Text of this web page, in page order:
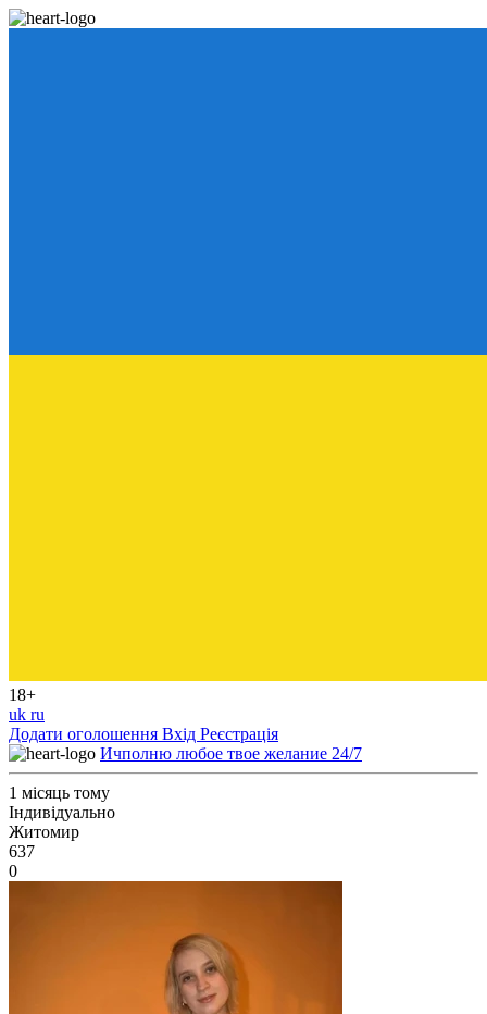
18+
uk ru
Додати оголошення Вхід Реєстрація
Ичполню любое твое желание 24/7
1 місяць тому
Індивідуально
Житомир
637
0